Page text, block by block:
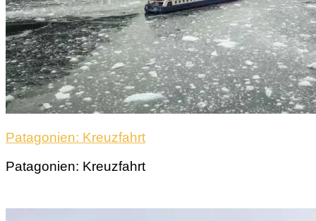
Patagonien: Kreuzfahrt
Patagonien: Kreuzfahrt